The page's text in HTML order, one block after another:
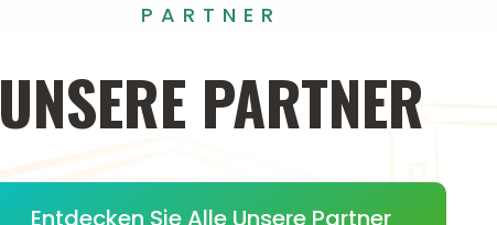
PARTNER
UNSERE PARTNER
Entdecken Sie Alle Unsere Partner